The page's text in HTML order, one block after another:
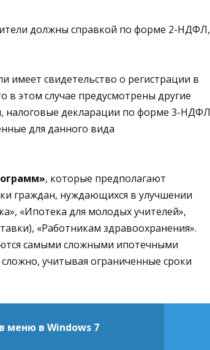
должны справкой по форме 2-НДФЛ,
имеет свидетельство о регистрации в
в этом случае предусмотрены другие
налоговые декларации по форме 3-НДФЛ
для данного вида
, которые предполагают
граждан, нуждающихся в улучшении
«Ипотека для молодых учителей»,
«Работникам здравоохранения».
самыми сложными ипотечными
учитывая ограниченные сроки
меню в Windows 7